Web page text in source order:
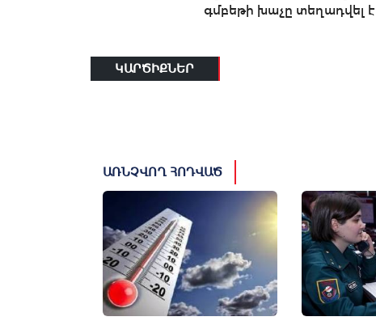
գմբեթի խաչը տեղադվել է
ԿԱՐԾԻՔՆԵՐ
ԱՌՆՉՎՈՂ ՀՈԴՎԱԾ